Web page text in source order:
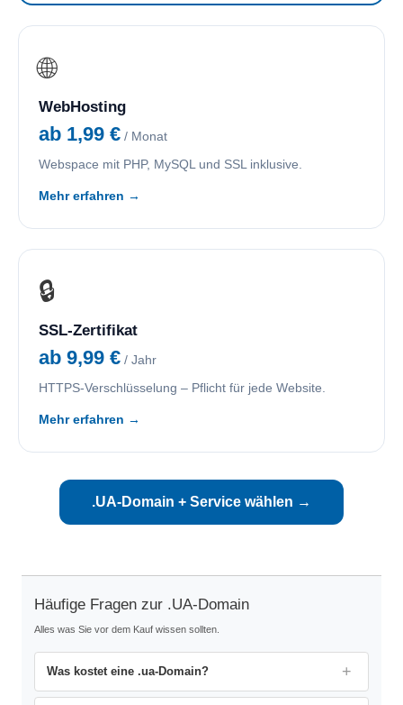
🌐
WebHosting
ab 1,99 € / Monat
Webspace mit PHP, MySQL und SSL inklusive.
Mehr erfahren →
🔒
SSL-Zertifikat
ab 9,99 € / Jahr
HTTPS-Verschlüsselung – Pflicht für jede Website.
Mehr erfahren →
.UA-Domain + Service wählen →
Häufige Fragen zur .UA-Domain
Alles was Sie vor dem Kauf wissen sollten.
Was kostet eine .ua-Domain?